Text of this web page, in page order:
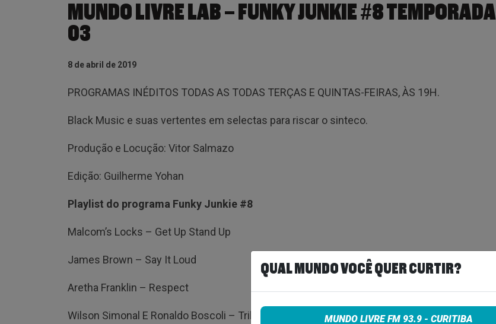
MUNDO LIVRE LAB – FUNKY JUNKIE #8 TEMPORADA
03
8 de abril de 2019
PROGRAMAS INÉDITOS TODAS AS TODAS TERÇAS E QUINTAS-FEIRAS, ÀS 19H.
Black Music e suas vertentes em selectas para riscar o sinteco.
Produção e Locução: Vitor Salmazo
Edição: Guilherme Yohan
Playlist do programa Funky Junkie #8
Malcom’s Locks – Get Up Stand Up
James Brown – Say It Loud
Aretha Franklin – Respect
Wilson Simonal E Ronaldo Boscoli – Tributo A Martin Luther King
QUAL MUNDO VOCÊ QUER CURTIR?
MUNDO LIVRE FM 93.9 - CURITIBA